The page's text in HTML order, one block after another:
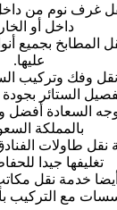
غرف نوم من
داخل أو
المطابخ بجميع
عليها.
وفك وتركيب
الستائر بجودة
السعادة أفضل
بالمملكة
نقل طاولات
تغليفها جيدا
خدمة نقل
مع التركيب